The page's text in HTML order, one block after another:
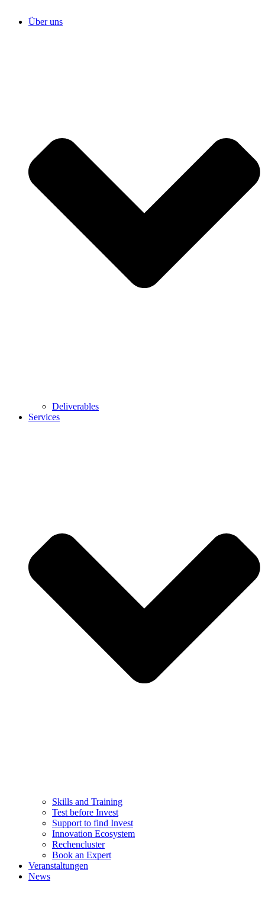
Über uns
Deliverables
Services
Skills and Training
Test before Invest
Support to find Invest
Innovation Ecosystem
Rechencluster​
Book an Expert
Veranstaltungen
News